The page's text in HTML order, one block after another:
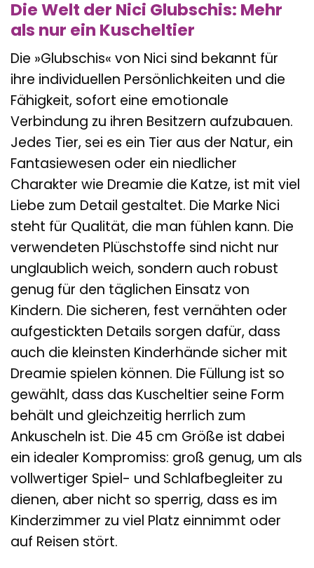
Die Welt der Nici Glubschis: Mehr
als nur ein Kuscheltier
Die »Glubschis« von Nici sind bekannt für
ihre individuellen Persönlichkeiten und die
Fähigkeit, sofort eine emotionale
Verbindung zu ihren Besitzern aufzubauen.
Jedes Tier, sei es ein Tier aus der Natur, ein
Fantasiewesen oder ein niedlicher
Charakter wie Dreamie die Katze, ist mit viel
Liebe zum Detail gestaltet. Die Marke Nici
steht für Qualität, die man fühlen kann. Die
verwendeten Plüschstoffe sind nicht nur
unglaublich weich, sondern auch robust
genug für den täglichen Einsatz von
Kindern. Die sicheren, fest vernähten oder
aufgestickten Details sorgen dafür, dass
auch die kleinsten Kinderhände sicher mit
Dreamie spielen können. Die Füllung ist so
gewählt, dass das Kuscheltier seine Form
behält und gleichzeitig herrlich zum
Ankuscheln ist. Die 45 cm Größe ist dabei
ein idealer Kompromiss: groß genug, um als
vollwertiger Spiel- und Schlafbegleiter zu
dienen, aber nicht so sperrig, dass es im
Kinderzimmer zu viel Platz einnimmt oder
auf Reisen stört.